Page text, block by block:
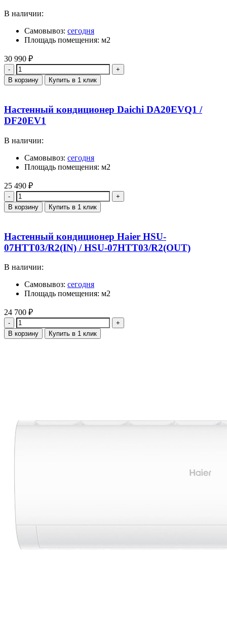
В наличии:
Самовывоз: сегодня
Площадь помещения: м2
30 990 ₽
Количество
В корзину Купить в 1 клик
Настенный кондиционер Daichi DA20EVQ1 /
DF20EV1
В наличии:
Самовывоз: сегодня
Площадь помещения: м2
25 490 ₽
Количество
В корзину Купить в 1 клик
Настенный кондиционер Haier HSU-
07HTT03/R2(IN) / HSU-07HTT03/R2(OUT)
В наличии:
Самовывоз: сегодня
Площадь помещения: м2
24 700 ₽
Количество
В корзину Купить в 1 клик